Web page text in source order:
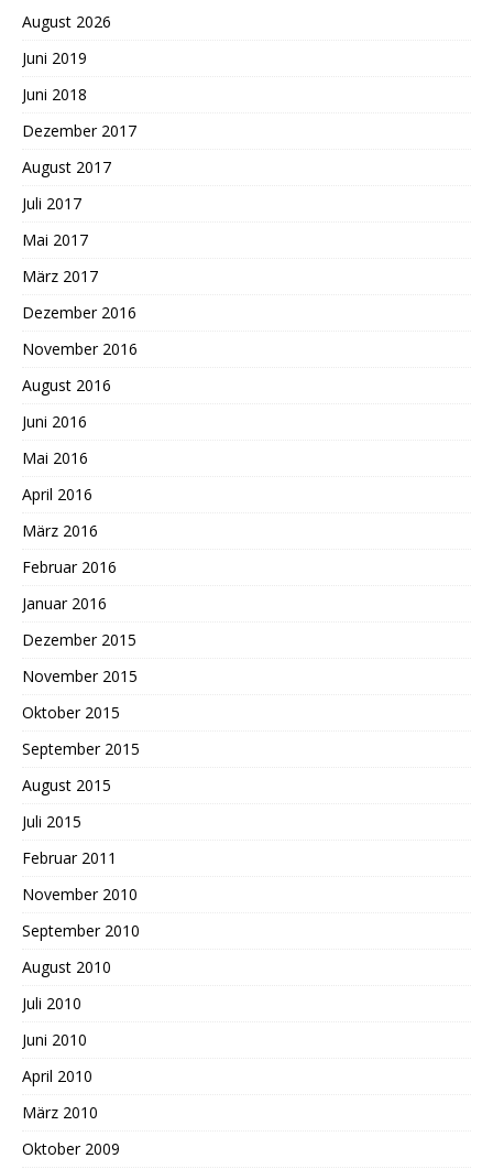
August 2026
Juni 2019
Juni 2018
Dezember 2017
August 2017
Juli 2017
Mai 2017
März 2017
Dezember 2016
November 2016
August 2016
Juni 2016
Mai 2016
April 2016
März 2016
Februar 2016
Januar 2016
Dezember 2015
November 2015
Oktober 2015
September 2015
August 2015
Juli 2015
Februar 2011
November 2010
September 2010
August 2010
Juli 2010
Juni 2010
April 2010
März 2010
Oktober 2009